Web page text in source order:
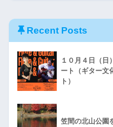
Recent Posts
１０月４日（日
ート（ギター文
ト）
笠間の北山公園